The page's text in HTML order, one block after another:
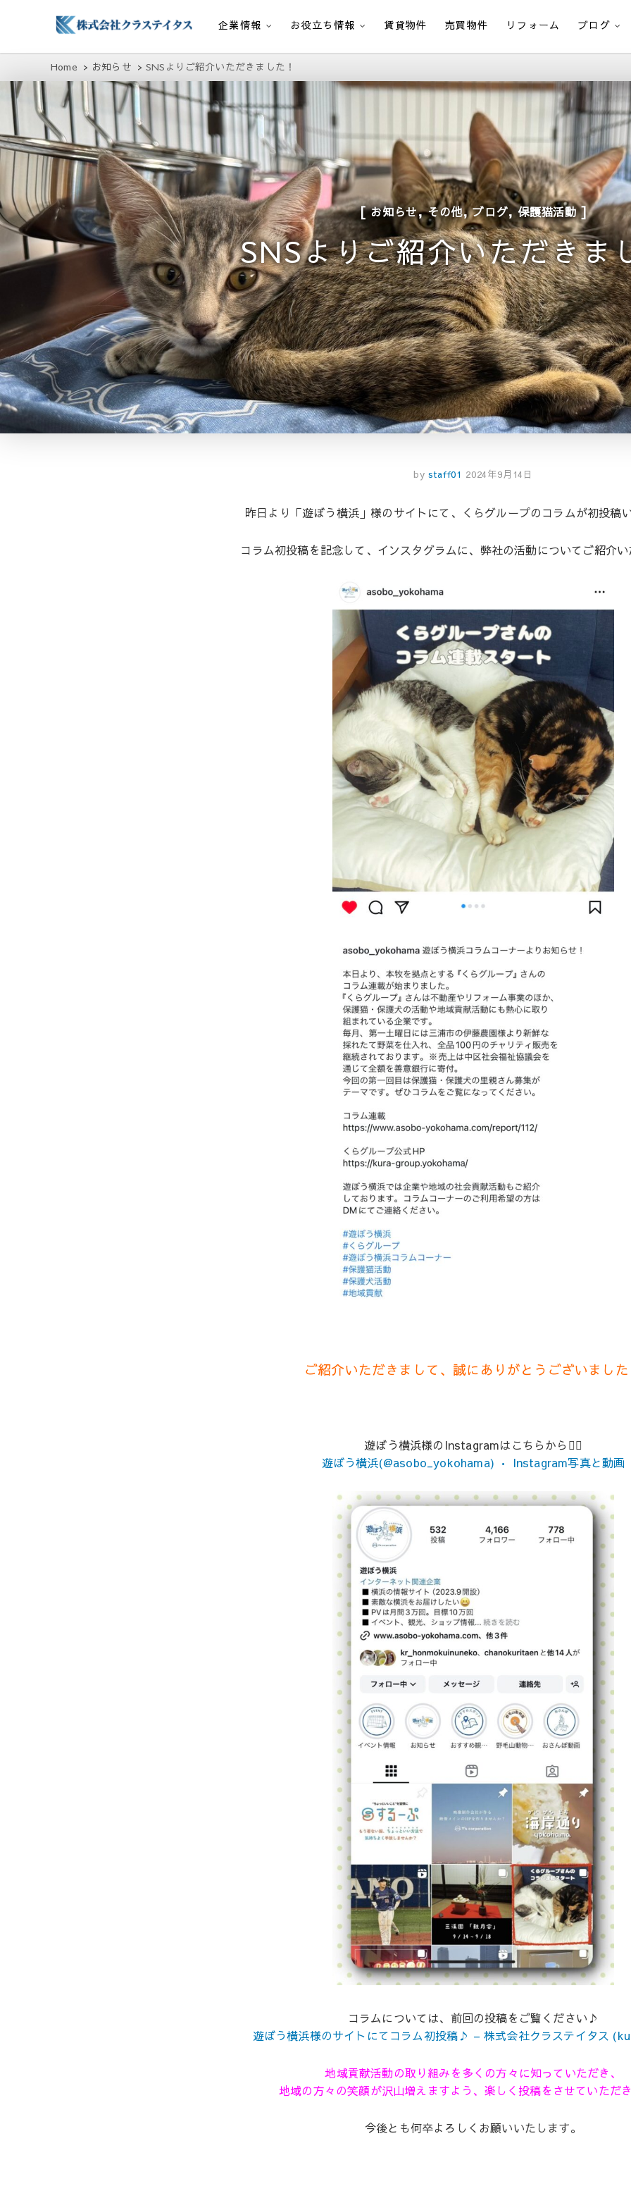
株式会社クラステイタス
企業情報 お役立ち情報 賃貸物件 売買物件 リフォーム ブログ
Home お知らせ SNSよりご紹介いただきました！
お知らせ,その他,ブログ,保護猫活動
SNSよりご紹介いただきま
by staff01 2024年9月14日
昨日より「遊ぼう横浜」様のサイトにて、くらグループのコラムが初投稿
コラム初投稿を記念して、インスタグラムに、弊社の活動についてご紹介い
ご紹介いただきまして、誠にありがとうございました
遊ぼう横浜様のInstagramはこちらから💁‍♀️
遊ぼう横浜(@asobo_yokohama) • Instagram写真と動画
コラムについては、前回の投稿をご覧ください♪
遊ぼう横浜様のサイトにてコラム初投稿♪ – 株式会社クラステイタス
地域貢献活動の取り組みを多くの方々に知っていただき、
地域の方々の笑顔が沢山増えますよう、楽しく投稿をさせていただ
今後とも何卒よろしくお願いいたします。